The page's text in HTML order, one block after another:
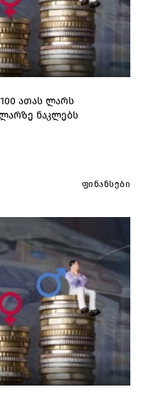
ათას ლარს
ნაკლებს
ფინანსები